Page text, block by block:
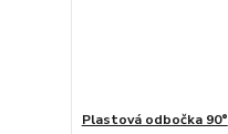
Plastová odbočka 90°